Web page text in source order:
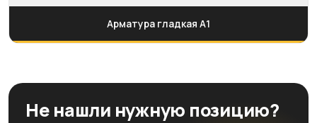
Арматура гладкая А1
Не нашли нужную позицию?